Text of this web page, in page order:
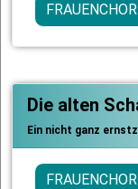
Die alten
Ein nicht ganz